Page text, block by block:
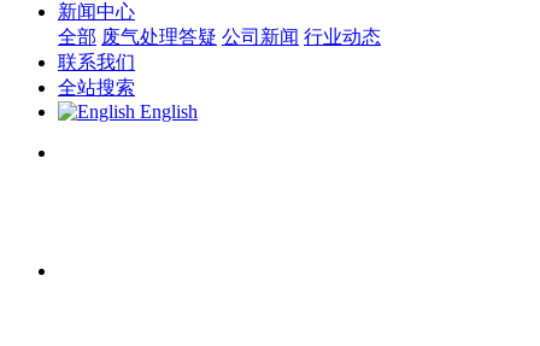
新闻中心
全部 废气处理答疑 公司新闻 行业动态
联系我们
全站搜索
English